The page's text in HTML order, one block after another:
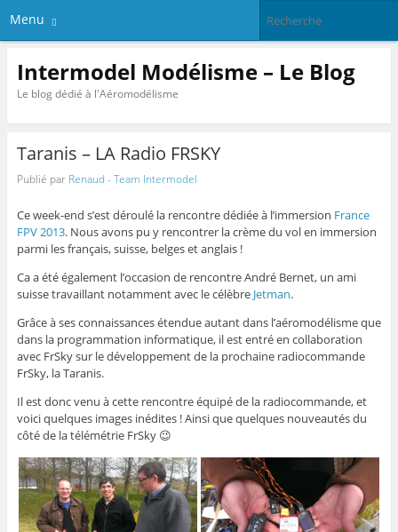
Menu
Intermodel Modélisme – Le Blog
Le blog dédié à l'Aéromodélisme
Taranis – LA Radio FRSKY
Publié par Renaud - Team Intermodel
Ce week-end s’est déroulé la rencontre dédiée à l’immersion France
FPV 2013. Nous avons pu y rencontrer la crème du vol en immersion
parmi les français, suisse, belges et anglais !
Ca a été également l’occasion de rencontre André Bernet, un ami
suisse travaillant notamment avec le célèbre Jetman.
Grâce à ses connaissances étendue autant dans l’aéromodélisme que
dans la programmation informatique, il est entré en collaboration
avec FrSky sur le développement de la prochaine radiocommande
FrSky, la Taranis.
Il est donc venu à cette rencontre équipé de la radiocommande, et
voici quelques images inédites ! Ainsi que quelques nouveautés du
côté de la télémétrie FrSky 😉